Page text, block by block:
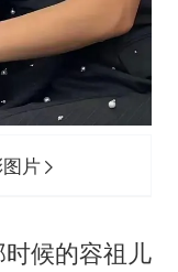
片
候的容祖儿